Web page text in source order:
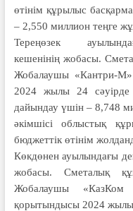
өтінім құрылыс
– 2,550 миллион теңге
Тереңөзек
кешенінің жобасы.
Жобалаушы «Кантри-
2024 жылы 24
дайындау үшін – 8,748
әкімшісі облыстық
бюджеттік өтінім
Көкдөнен ауылындағы
жобасы. Сметалық
Жобалаушы
қорытындысы 2024